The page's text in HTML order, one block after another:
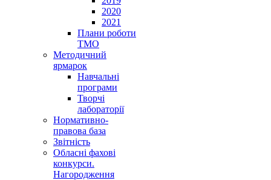
2020
2021
Плани роботи
ТМО
Методичний
ярмарок
Навчальні
програми
Творчі
лабораторії
Нормативно-
правова база
Звітність
Обласні фахові
конкурси.
Нагородження